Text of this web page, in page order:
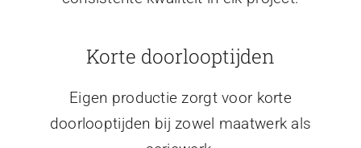
Korte doorlooptijden
Eigen productie zorgt voor korte
doorlooptijden bij zowel maatwerk als